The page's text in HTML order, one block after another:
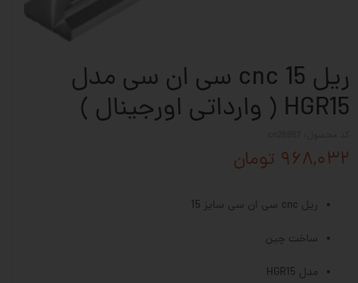
ریل 15 cnc سی ان سی مدل
HGR15 ( وارداتی اورجینال )
۹۶۸,۰۳۲ تومان
ریل cnc سی ان سی سایز 15
ساخت چین
مدل HGR15